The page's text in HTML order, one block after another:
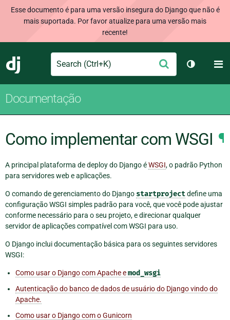
Esse documento é para uma versão insegura do Django que não é
mais suportada. Por favor atualize para uma versão mais
recente!
Django
Search Enviar
Alternar
Documentação
Como implementar com WSGI ¶
A principal plataforma de deploy do Django éWSGI, o padrão Python
para servidores web e aplicações.
O comando de gerenciamento do Django startprojectdefine uma
configuração WSGI simples padrão para você, que você pode ajustar
conforme necessário para o seu projeto, e direcionar qualquer
servidor de aplicações compatível com WSGI para uso.
O Django inclui documentação básica para os seguintes servidores
WSGI:
Como usar o Django com Apache emod_wsgi
Autenticação do banco de dados de usuário do Django vindo do
Apache.
Como usar o Django com o Gunicorn